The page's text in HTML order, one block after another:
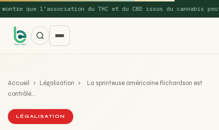
que l’association du THC et du CBD issus du cannabis peut…
Accueil › Légalisation ›
La sprinteuse américaine Richardson est
contrôlé…
LÉGALISATION